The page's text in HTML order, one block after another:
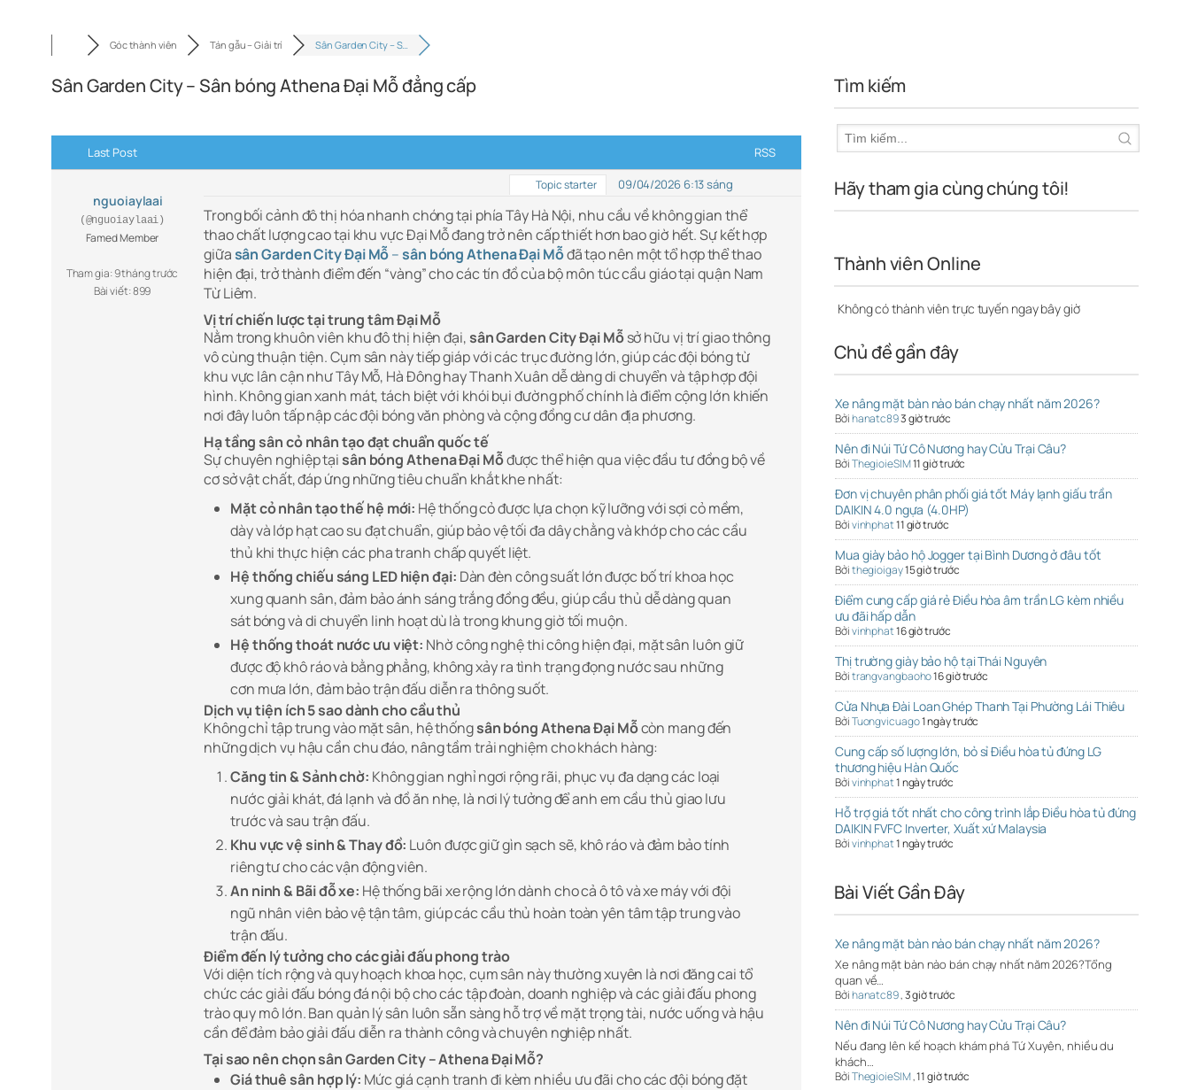
Góc thành viên Tán gẫu – Giải trí Sân Garden City – S…
Sân Garden City – Sân bóng Athena Đại Mỗ đẳng cấp
Last Post RSS
nguoiaylaai
(@nguoiaylaai)
Famed Member
Tham gia: 9 tháng trước
Bài viết: 899
Topic starter 09/04/2026 6:13 sáng
Trong bối cảnh đô thị hóa nhanh chóng tại phía Tây Hà Nội, nhu cầu về không gian thể
thao chất lượng cao tại khu vực Đại Mỗ đang trở nên cấp thiết hơn bao giờ hết. Sự kết hợp
giữasân Garden City Đại Mỗ–sân bóng Athena Đại Mỗđã tạo nên một tổ hợp thể thao
hiện đại, trở thành điểm đến “vàng” cho các tín đồ của bộ môn túc cầu giáo tại quận Nam
Từ Liêm.
Vị trí chiến lược tại trung tâm Đại Mỗ
Nằm trong khuôn viên khu đô thị hiện đại,sân Garden City Đại Mỗsở hữu vị trí giao thông
vô cùng thuận tiện. Cụm sân này tiếp giáp với các trục đường lớn, giúp các đội bóng từ
khu vực lân cận như Tây Mỗ, Hà Đông hay Thanh Xuân dễ dàng di chuyển và tập hợp đội
hình. Không gian xanh mát, tách biệt với khói bụi đường phố chính là điểm cộng lớn khiến
nơi đây luôn tấp nập các đội bóng văn phòng và cộng đồng cư dân địa phương.
Hạ tầng sân cỏ nhân tạo đạt chuẩn quốc tế
Sự chuyên nghiệp tạisân bóng Athena Đại Mỗđược thể hiện qua việc đầu tư đồng bộ về
cơ sở vật chất, đáp ứng những tiêu chuẩn khắt khe nhất:
Mặt cỏ nhân tạo thế hệ mới: Hệ thống cỏ được lựa chọn kỹ lưỡng với sợi cỏ mềm,
dày và lớp hạt cao su đạt chuẩn, giúp bảo vệ tối đa dây chằng và khớp cho các cầu
thủ khi thực hiện các pha tranh chấp quyết liệt.
Hệ thống chiếu sáng LED hiện đại: Dàn đèn công suất lớn được bố trí khoa học
xung quanh sân, đảm bảo ánh sáng trắng đồng đều, giúp cầu thủ dễ dàng quan
sát bóng và di chuyển linh hoạt dù là trong khung giờ tối muộn.
Hệ thống thoát nước ưu việt: Nhờ công nghệ thi công hiện đại, mặt sân luôn giữ
được độ khô ráo và bằng phẳng, không xảy ra tình trạng đọng nước sau những
cơn mưa lớn, đảm bảo trận đấu diễn ra thông suốt.
Dịch vụ tiện ích 5 sao dành cho cầu thủ
Không chỉ tập trung vào mặt sân, hệ thốngsân bóng Athena Đại Mỗcòn mang đến
những dịch vụ hậu cần chu đáo, nâng tầm trải nghiệm cho khách hàng:
Căng tin & Sảnh chờ: Không gian nghỉ ngơi rộng rãi, phục vụ đa dạng các loại
nước giải khát, đá lạnh và đồ ăn nhẹ, là nơi lý tưởng để anh em cầu thủ giao lưu
trước và sau trận đấu.
Khu vực vệ sinh & Thay đồ: Luôn được giữ gìn sạch sẽ, khô ráo và đảm bảo tính
riêng tư cho các vận động viên.
An ninh & Bãi đỗ xe: Hệ thống bãi xe rộng lớn dành cho cả ô tô và xe máy với đội
ngũ nhân viên bảo vệ tận tâm, giúp các cầu thủ hoàn toàn yên tâm tập trung vào
trận đấu.
Điểm đến lý tưởng cho các giải đấu phong trào
Với diện tích rộng và quy hoạch khoa học, cụm sân này thường xuyên là nơi đăng cai tổ
chức các giải đấu bóng đá nội bộ cho các tập đoàn, doanh nghiệp và các giải đấu phong
trào quy mô lớn. Ban quản lý sân luôn sẵn sàng hỗ trợ về mặt trọng tài, nước uống và hậu
cần để đảm bảo giải đấu diễn ra thành công và chuyên nghiệp nhất.
Tại sao nên chọn sân Garden City – Athena Đại Mỗ?
Giá thuê sân hợp lý: Mức giá cạnh tranh đi kèm nhiều ưu đãi cho các đội bóng đặt
Tìm kiếm
Hãy tham gia cùng chúng tôi!
Thành viên Online
Không có thành viên trực tuyến ngay bây giờ
Chủ đề gần đây
Xe nâng mặt bàn nào bán chạy nhất năm 2026?
Bởihanatc893 giờ trước
Nên đi Núi Tứ Cô Nương hay Cửu Trại Câu?
BởiThegioieSIM11 giờ trước
Đơn vị chuyên phân phối giá tốt Máy lạnh giấu trần
DAIKIN 4.0 ngựa (4.0HP)
Bởivinhphat11 giờ trước
Mua giày bảo hộ Jogger tại Bình Dương ở đâu tốt
Bởithegioigay15 giờ trước
Điểm cung cấp giá rẻ Điều hòa âm trần LG kèm nhiều
ưu đãi hấp dẫn
Bởivinhphat16 giờ trước
Thị trường giày bảo hộ tại Thái Nguyên
Bởitrangvangbaoho16 giờ trước
Cửa Nhựa Đài Loan Ghép Thanh Tại Phường Lái Thiêu
BởiTuongvicuago1 ngày trước
Cung cấp số lượng lớn, bỏ sỉ Điều hòa tủ đứng LG
thương hiệu Hàn Quốc
Bởivinhphat1 ngày trước
Hỗ trợ giá tốt nhất cho công trình lắp Điều hòa tủ đứng
DAIKIN FVFC Inverter, Xuất xứ Malaysia
Bởivinhphat1 ngày trước
Bài Viết Gần Đây
Xe nâng mặt bàn nào bán chạy nhất năm 2026?
Xe nâng mặt bàn nào bán chạy nhất năm 2026?Tổng
quan về…
Bởihanatc89,3 giờ trước
Nên đi Núi Tứ Cô Nương hay Cửu Trại Câu?
Nếu đang lên kế hoạch khám phá Tứ Xuyên, nhiều du
khách…
BởiThegioieSIM,11 giờ trước